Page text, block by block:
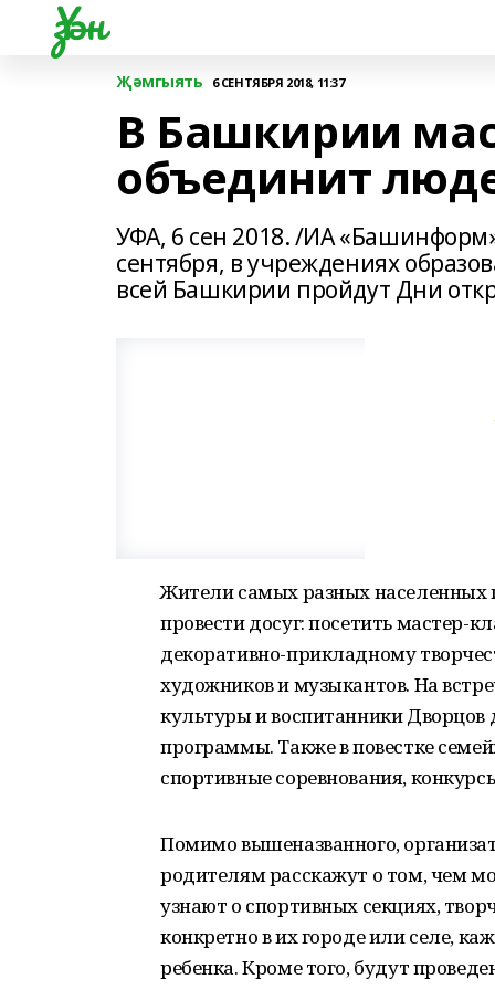
Үзән
Җәмгыять 6 СЕНТЯБРЯ 2018, 11:37
В Башкирии
объединит
УФА, 6 сен 2018. /ИА
сентября, в учреждениях
всей Башкирии пройдут Дни
Жители самых разных населенных
провести досуг: посетить мастер-
декоративно-прикладному
художников и музыкантов. На
культуры и воспитанники Дворцов
программы. Также в повестке
спортивные соревнования,
Помимо вышеназванного,
родителям расскажут о том, чем
узнают о спортивных секциях,
конкретно в их городе или селе,
ребенка. Кроме того, будут